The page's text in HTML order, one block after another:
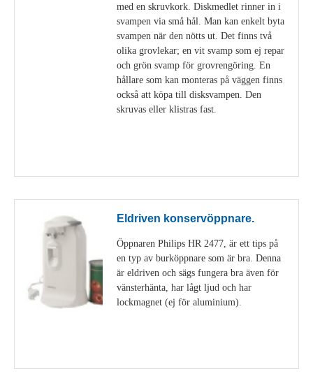
med en skruvkork. Diskmedlet rinner in i
svampen via små hål. Man kan enkelt byta
svampen när den nötts ut. Det finns två
olika grovlekar; en vit svamp som ej repar
och grön svamp för grovrengöring. En
hållare som kan monteras på väggen finns
också att köpa till disksvampen. Den
skruvas eller klistras fast.
Eldriven konservöppnare.
Öppnaren Philips HR 2477, är ett tips på
en typ av burköppnare som är bra. Denna
är eldriven och sägs fungera bra även för
vänsterhänta, har lågt ljud och har
lockmagnet (ej för aluminium).